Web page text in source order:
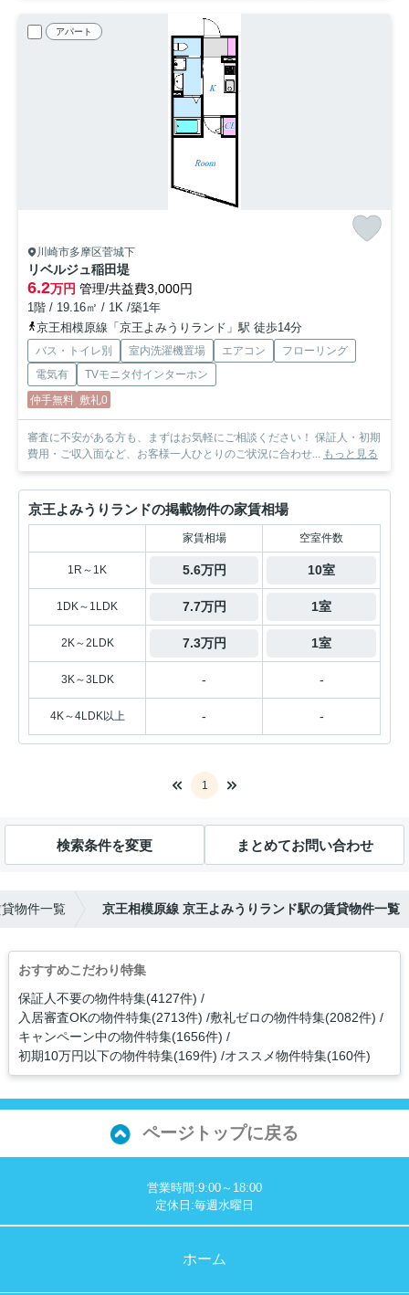
アパート
川崎市多摩区菅城下
リベルジュ稲田堤
6.2万円 管理/共益費3,000円
1階 / 19.16㎡ / 1K /築1年
京王相模原線「京王よみうりランド」駅 徒歩14分
バス・トイレ別 室内洗濯機置場 エアコン
フローリング
電気有
TVモニタ付インターホン
仲手無料 敷礼0
審査に不安がある方も、まずはお気軽にご相談ください！ 保証人・初期
費用・ご収入面など、お客様一人ひとりのご状況に合わせ... もっと見る
京王よみうりランドの掲載物件の家賃相場
家賃相場 空室件数
1R～1K 5.6万円 10室
1DK～1LDK 7.7万円 1室
2K～2LDK 7.3万円 1室
3K～3LDK - -
4K～4LDK以上 - -
1
検索条件を変更 まとめてお問い合わせ
物件一覧 京王相模原線 京王よみうりランド駅の賃貸物件一覧
おすすめこだわり特集
保証人不要の物件特集(4127件)
入居審査OKの物件特集(2713件) 敷礼ゼロの物件特集(2082件)
キャンペーン中の物件特集(1656件)
初期10万円以下の物件特集(169件) オススメ物件特集(160件)
ページトップに戻る
営業時間:9:00～18:00
定休日:毎週水曜日
ホーム